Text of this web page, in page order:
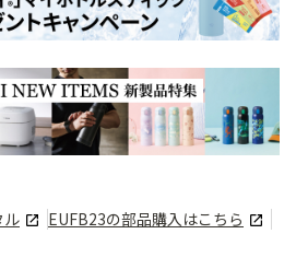
ル EUFB23の部品購入はこちら